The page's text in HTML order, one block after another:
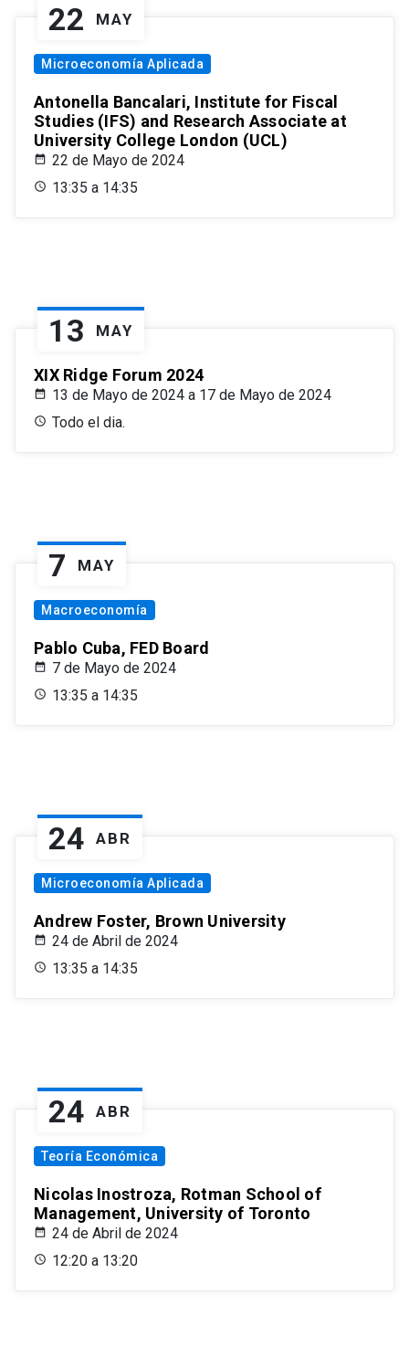
22 MAY
Microeconomía Aplicada
Antonella Bancalari, Institute for Fiscal
Studies (IFS) and Research Associate at
University College London (UCL)
22 de Mayo de 2024
13:35 a 14:35
13 MAY
XIX Ridge Forum 2024
13 de Mayo de 2024 a 17 de Mayo de 2024
Todo el dia.
7 MAY
Macroeconomía
Pablo Cuba, FED Board
7 de Mayo de 2024
13:35 a 14:35
24 ABR
Microeconomía Aplicada
Andrew Foster, Brown University
24 de Abril de 2024
13:35 a 14:35
24 ABR
Teoría Económica
Nicolas Inostroza, Rotman School of
Management, University of Toronto
24 de Abril de 2024
12:20 a 13:20